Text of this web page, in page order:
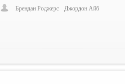
Брендан Роджерс Джордон Айб